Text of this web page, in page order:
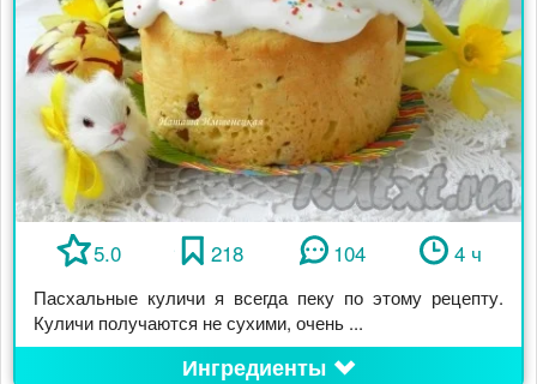
5.0 218 104 4 ч
Пасхальные куличи я всегда пеку по этому рецепту.
Куличи получаются не сухими, очень ...
Ингредиенты